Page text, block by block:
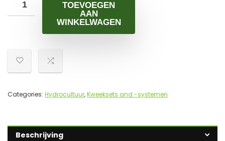
TOEVOEGEN
AAN
WINKELWAGEN
Categories: Hydrocultuur,Kweeksets and -systemen
Beschrijving